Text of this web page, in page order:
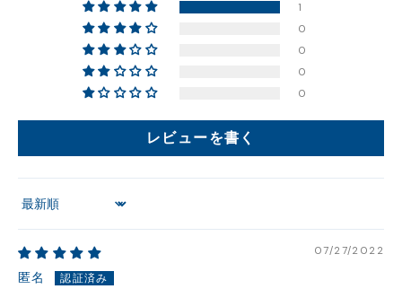
- 在庫 -△
- 在庫 -△
福岡店- 在庫 -△
新製品については販売開始日より取扱いとなります。
※在庫ありの表示の際にも売り切れや他のお客様の取り置きの場合がご
ざいます。
1
0
0
0
0
レビューを書く
Sort by
07/27/2022
匿名